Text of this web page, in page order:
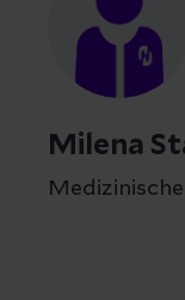
Milena